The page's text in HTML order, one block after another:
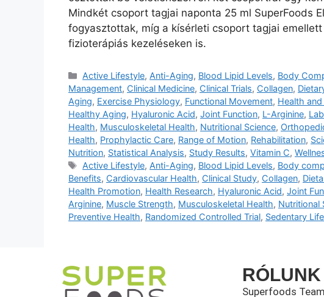
Mindkét csoport tagjai naponta 25 ml SuperFoods
fogyasztottak, míg a kísérleti csoport tagjai
fizioterápiás kezeléseken is.
Active Lifestyle, Anti-Aging, Blood Lipid Levels, Body
Management, Clinical Medicine, Clinical Trials, Collagen,
Aging, Exercise Physiology, Functional Movement, Health and
Healthy Aging, Hyaluronic Acid, Joint Function, L-Arginine,
Health, Musculoskeletal Health, Nutritional Science,
Health, Prophylactic Care, Range of Motion, Rehabilitation,
Nutrition, Statistical Analysis, Study Results, Vitamin C,
Active Lifestyle, Anti-Aging, Blood Lipid Levels, Body
Benefits, Cardiovascular Health, Clinical Study, Collagen,
Health Promotion, Health Research, Hyaluronic Acid, Joint
Arginine, Muscle Strength, Musculoskeletal Health, Nutritional
Preventive Health, Randomized Controlled Trial, Sedentary
RÓLUNK
Superfoods Team